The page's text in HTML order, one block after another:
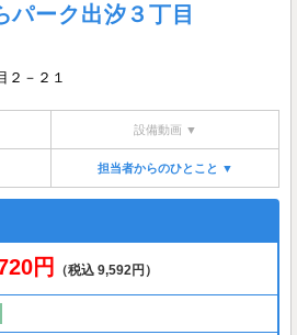
パーク出汐３丁目
２－２１
設備動画 ▼
担当者からのひとこと ▼
円 （税込 9,592円）